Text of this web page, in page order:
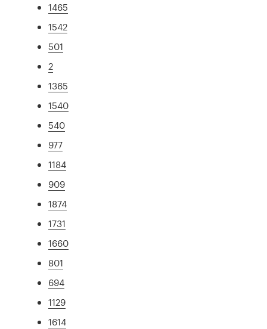
1465
1542
501
2
1365
1540
540
977
1184
909
1874
1731
1660
801
694
1129
1614